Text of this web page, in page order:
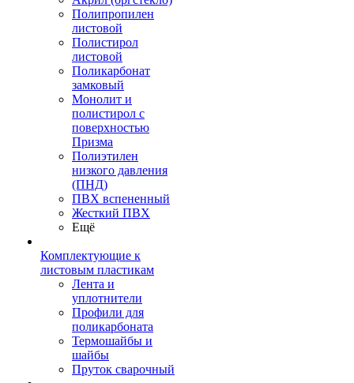
Полипропилен
листовой
Полистирол
листовой
Поликарбонат
замковый
Монолит и
полистирол с
поверхностью
Призма
Полиэтилен
низкого давления
(ПНД)
ПВХ вспененный
Жесткий ПВХ
Ещё
Комплектующие к
листовым пластикам
Лента и
уплотнители
Профили для
поликарбоната
Термошайбы и
шайбы
Пруток сварочный